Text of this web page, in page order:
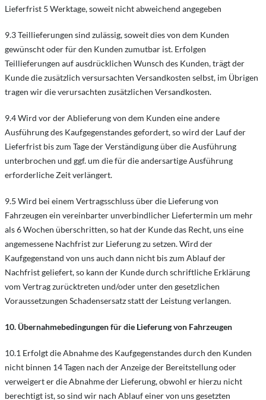
Lieferfrist 5 Werktage, soweit nicht abweichend angegeben
9.3 Teillieferungen sind zulässig, soweit dies von dem Kunden
gewünscht oder für den Kunden zumutbar ist. Erfolgen
Teillieferungen auf ausdrücklichen Wunsch des Kunden, trägt der
Kunde die zusätzlich versursachten Versandkosten selbst, im Übrigen
tragen wir die verursachten zusätzlichen Versandkosten.
9.4 Wird vor der Ablieferung von dem Kunden eine andere
Ausführung des Kaufgegenstandes gefordert, so wird der Lauf der
Lieferfrist bis zum Tage der Verständigung über die Ausführung
unterbrochen und ggf. um die für die andersartige Ausführung
erforderliche Zeit verlängert.
9.5 Wird bei einem Vertragsschluss über die Lieferung von
Fahrzeugen ein vereinbarter unverbindlicher Liefertermin um mehr
als 6 Wochen überschritten, so hat der Kunde das Recht, uns eine
angemessene Nachfrist zur Lieferung zu setzen. Wird der
Kaufgegenstand von uns auch dann nicht bis zum Ablauf der
Nachfrist geliefert, so kann der Kunde durch schriftliche Erklärung
vom Vertrag zurücktreten und/oder unter den gesetzlichen
Voraussetzungen Schadensersatz statt der Leistung verlangen.
10. Übernahmebedingungen für die Lieferung von Fahrzeugen
10.1 Erfolgt die Abnahme des Kaufgegenstandes durch den Kunden
nicht binnen 14 Tagen nach der Anzeige der Bereitstellung oder
verweigert er die Abnahme der Lieferung, obwohl er hierzu nicht
berechtigt ist, so sind wir nach Ablauf einer von uns gesetzten